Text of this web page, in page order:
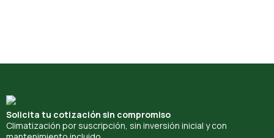
Solicita tu cotización sin compromiso
Climatización por suscripción, sin inversión inicial y con